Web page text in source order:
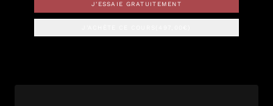
J'ESSAIE GRATUITEMENT